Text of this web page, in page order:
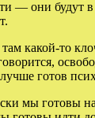
— они будут
какой-то
готов
мы готовы